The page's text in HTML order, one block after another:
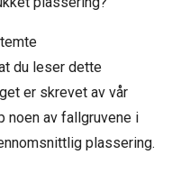
du leser dette
er skrevet av vår
noen av fallgruvene i
plassering.